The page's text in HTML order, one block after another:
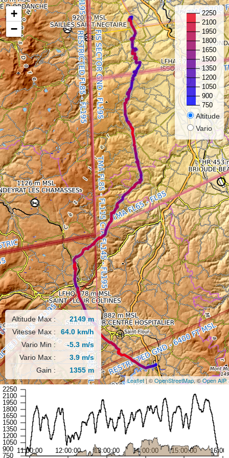
+
−
Altitude
Vario
Altitude Max :
2149 m
Vitesse Max :
64.0 km/h
Vario Min :
-5.3 m/s
Vario Max :
3.9 m/s
Gain :
1355 m
Leaflet| ©OpenStreetMap, ©Open AIP